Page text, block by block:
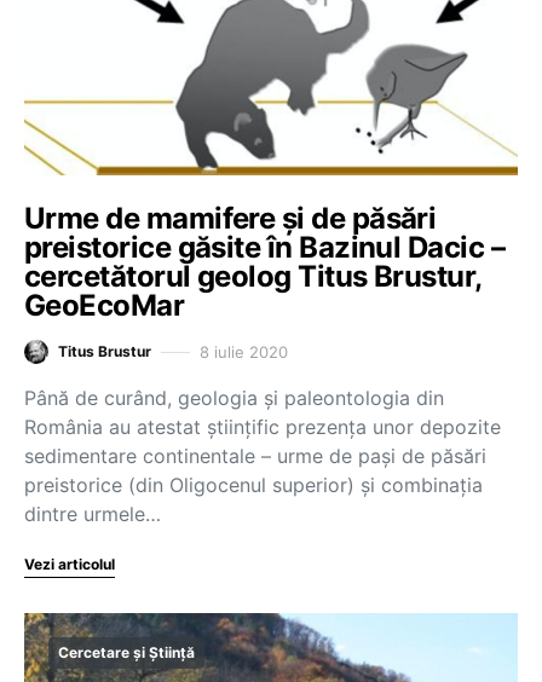
Urme de mamifere și de păsări
preistorice găsite în Bazinul Dacic –
cercetătorul geolog Titus Brustur,
GeoEcoMar
Titus Brustur 8 iulie 2020
Până de curând, geologia și paleontologia din
România au atestat științific prezența unor depozite
sedimentare continentale – urme de pași de păsări
preistorice (din Oligocenul superior) şi combinația
dintre urmele…
Vezi articolul
Cercetare și Știință